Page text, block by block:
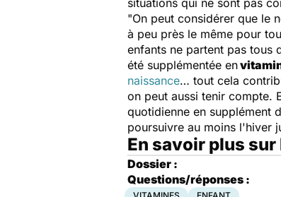
situations qui ne sont pas
"On peut considérer que le
à peu près le même pour
enfants ne partent pas tous
été supplémentée en
naissance… tout cela
on peut aussi tenir compte.
quotidienne en supplément
poursuivre au moins l'hiver
En savoir plus sur
Dossier :
Questions/réponses :